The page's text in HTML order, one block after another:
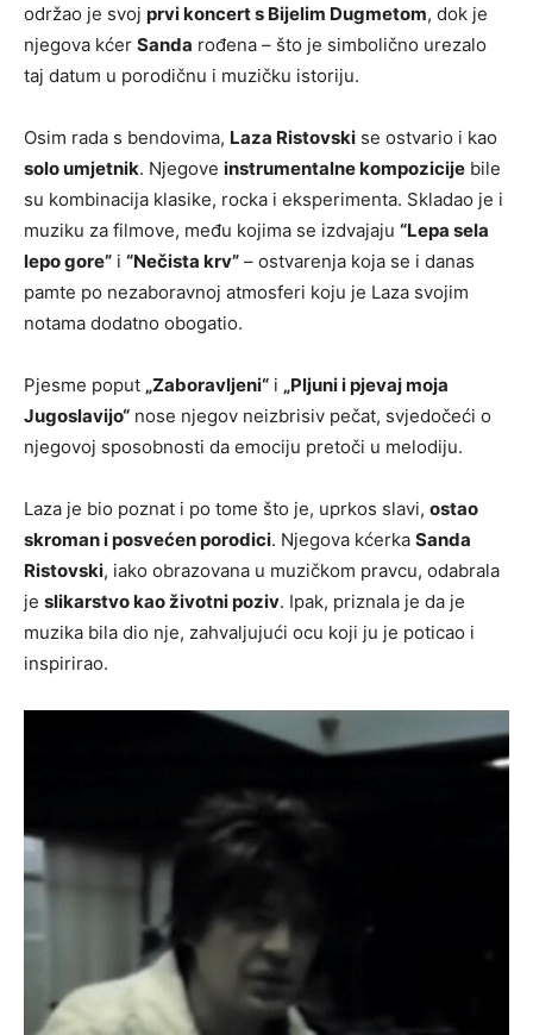
održao je svoj prvi koncert s Bijelim Dugmetom, dok je
njegova kćer Sanda rođena – što je simbolično urezalo
taj datum u porodičnu i muzičku istoriju.
Osim rada s bendovima, Laza Ristovski se ostvario i kao
solo umjetnik. Njegove instrumentalne kompozicije bile
su kombinacija klasike, rocka i eksperimenta. Skladao je i
muziku za filmove, među kojima se izdvajaju “Lepa sela
lepo gore” i “Nečista krv” – ostvarenja koja se i danas
pamte po nezaboravnoj atmosferi koju je Laza svojim
notama dodatno obogatio.
Pjesme poput „Zaboravljeni“ i „Pljuni i pjevaj moja
Jugoslavijo“ nose njegov neizbrisiv pečat, svjedočeći o
njegovoj sposobnosti da emociju pretoči u melodiju.
Laza je bio poznat i po tome što je, uprkos slavi, ostao
skroman i posvećen porodici. Njegova kćerka Sanda
Ristovski, iako obrazovana u muzičkom pravcu, odabrala
je slikarstvo kao životni poziv. Ipak, priznala je da je
muzika bila dio nje, zahvaljujući ocu koji ju je poticao i
inspirirao.